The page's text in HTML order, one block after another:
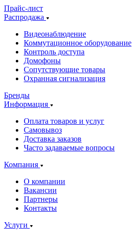
Прайс-лист
Распродажа
Видеонаблюдение
Коммутационное оборудование
Контроль доступа
Домофоны
Сопутствующие товары
Охранная сигнализация
Бренды
Информация
Оплата товаров и услуг
Самовывоз
Доставка заказов
Часто задаваемые вопросы
Компания
О компании
Вакансии
Партнеры
Контакты
Услуги